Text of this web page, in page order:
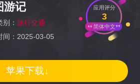
游记
： 旅行交通
间：2025-03-05
应用评分
3
简体中文
苹果下载↓